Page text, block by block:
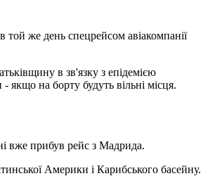
же день спецрейсом авіакомпанії
в зв'язку з епідемією
якщо на борту будуть вільні місця.
вже прибув рейс з Мадрида.
Америки і Карибського басейну.